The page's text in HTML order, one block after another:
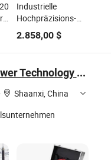
Industrielle
Hochpräzisions-
Vision-
für ultra präzise
Mikroteile-
Metrologieprüfer
2.858,00$
Xian XZH Electric Power Technology Co., Ltd.
·
Shaanxi, China